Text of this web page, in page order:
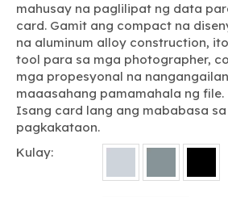
mahusay na paglilipat ng data
card. Gamit ang compact na
na aluminum alloy construction,
tool para sa mga photographer,
mga propesyonal na
maaasahang pamamahala ng file.
Isang card lang ang mababasa
pagkakataon.
Kulay: